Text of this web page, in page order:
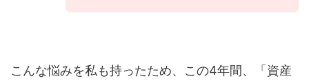
こんな悩みを私も持ったため、この4年間、「資産